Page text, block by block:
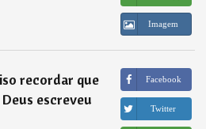
Imagem
recordar que
escreveu
Facebook
Twitter